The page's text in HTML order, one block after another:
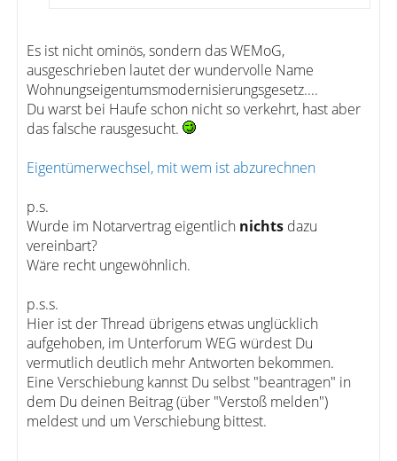
Es ist nicht ominös, sondern das WEMoG,
ausgeschrieben lautet der wundervolle Name
Wohnungseigentumsmodernisierungsgesetz....
Du warst bei Haufe schon nicht so verkehrt, hast aber
das falsche rausgesucht.
Eigentümerwechsel, mit wem ist abzurechnen
p.s.
Wurde im Notarvertrag eigentlich nichtsdazu
vereinbart?
Wäre recht ungewöhnlich.
p.s.s.
Hier ist der Thread übrigens etwas unglücklich
aufgehoben, im Unterforum WEG würdest Du
vermutlich deutlich mehr Antworten bekommen.
Eine Verschiebung kannst Du selbst "beantragen" in
dem Du deinen Beitrag (über "Verstoß melden")
meldest und um Verschiebung bittest.